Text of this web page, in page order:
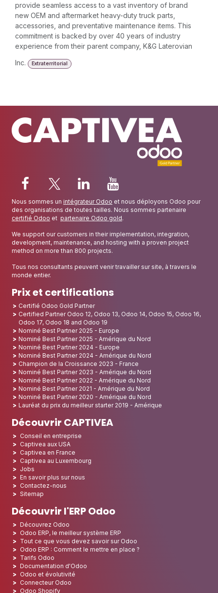
provide seamless access to a vast inventory of brand
new OEM and aftermarket heavy-duty truck parts,
accessories, and preventative maintenance items. This
commitment is backed by over 40 years of industry
experience from their parent company, K&G Laterovian
Inc.
Extraterritorial
Nous sommes un intégrateur Odoo et nous déployons Odoo pour
des organisations de toutes tailles. Nous sommes partenaire
certifié Odoo et partenaire Odoo gold.
We support our customers in their implementation, integration,
development, maintenance, and hosting with a proven project
method on more than 800 projects.
Tous nos consultants peuvent venir travailler sur site, à travers le
monde entier.
Prix et certifications
Certifié Odoo Gold Partner
Certified Partner Odoo 12, Odoo 13, Odoo 14, Odoo 15, Odoo 16,
Odoo 17, Odoo 18 and Odoo 19
Nominé Best Partner 2025 - Europe
Nominé Best Partner 2025 - Amérique du Nord
Nominé Best Partner 2024 - Europe
Nominé Best Partner 2024 - Amérique du Nord
Champion de la Croissance 2023 - France
Nominé Best Partner 2023 - Amérique du Nord
Nominé Best Partner 2022 - Amérique du Nord
Nominé Best Partner 2021 - Amérique du Nord
Nominé Best Partner 2020 - Amérique du Nord
Lauréat du prix du meilleur starter 2019 - Amérique
Découvrir CAPTIVEA
Conseil en entreprise
Captivea aux USA
Captivea en France
Captivea au Luxembourg
Jobs
En savoir plus sur nous
Contactez-nous
Sitemap
Découvrir l'ERP Odoo
Découvrez Odoo
Odoo ERP, le meilleur système ERP
Tout ce que vous devez savoir sur Odoo
Odoo ERP : Comment le mettre en place ?
Tarifs Odoo
Documentation d'Odoo
Odoo et évolutivité
Connecteur Odoo
Odoo Shopify